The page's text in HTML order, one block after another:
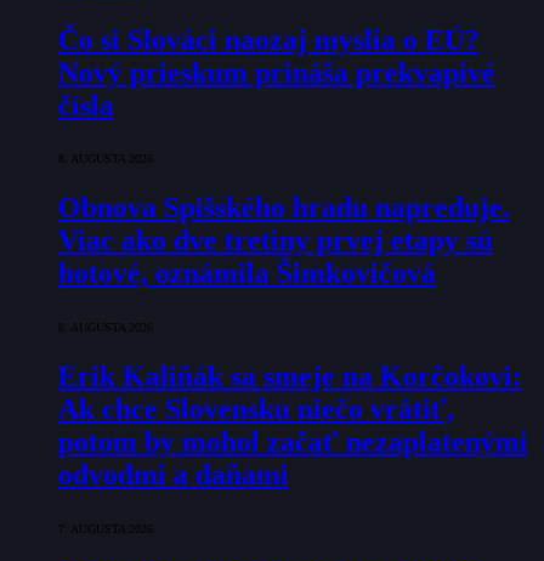
Čo si Slováci naozaj myslia o EÚ?
Nový prieskum prináša prekvapivé
čísla
8. AUGUSTA 2026
Obnova Spišského hradu napreduje.
Viac ako dve tretiny prvej etapy sú
hotové, oznámila Šimkovičová
8. AUGUSTA 2026
Erik Kaliňák sa smeje na Korčokovi:
Ak chce Slovensku niečo vrátiť,
potom by mohol začať nezaplatenými
odvodmi a daňami
7. AUGUSTA 2026